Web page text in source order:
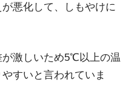
悪化して、しもやけに
激しいため5℃以上の温
すいと言われていま